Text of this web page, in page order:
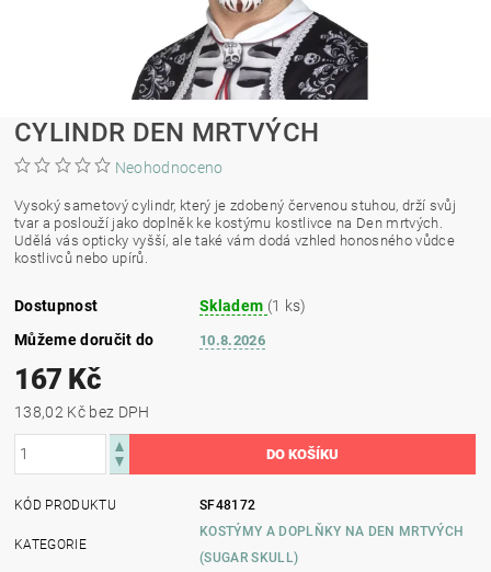
CYLINDR DEN MRTVÝCH
Neohodnoceno
Vysoký sametový cylindr, který je zdobený červenou stuhou, drží svůj
tvar a poslouží jako doplněk ke kostýmu kostlivce na Den mrtvých.
Udělá vás opticky vyšší, ale také vám dodá vzhled honosného vůdce
kostlivců nebo upírů.
Dostupnost Skladem (1 ks)
Můžeme doručit do
10.8.2026
167 Kč
138,02 Kč bez DPH
KÓD PRODUKTU SF48172
KATEGORIE
KOSTÝMY A DOPLŇKY NA DEN MRTVÝCH
(SUGAR SKULL)